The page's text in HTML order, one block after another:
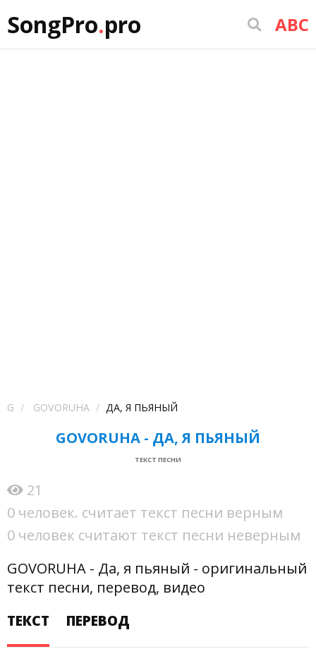
SongPro.pro ABC
G GOVORUHA ДА, Я ПЬЯНЫЙ
GOVORUHA - ДА, Я ПЬЯНЫЙ
ТЕКСТ ПЕСНИ
21
0 человек. считает текст песни верным
0 человек считают текст песни неверным
GOVORUHA - Да, я пьяный - оригинальный
текст песни, перевод, видео
ТЕКСТ
ПЕРЕВОД